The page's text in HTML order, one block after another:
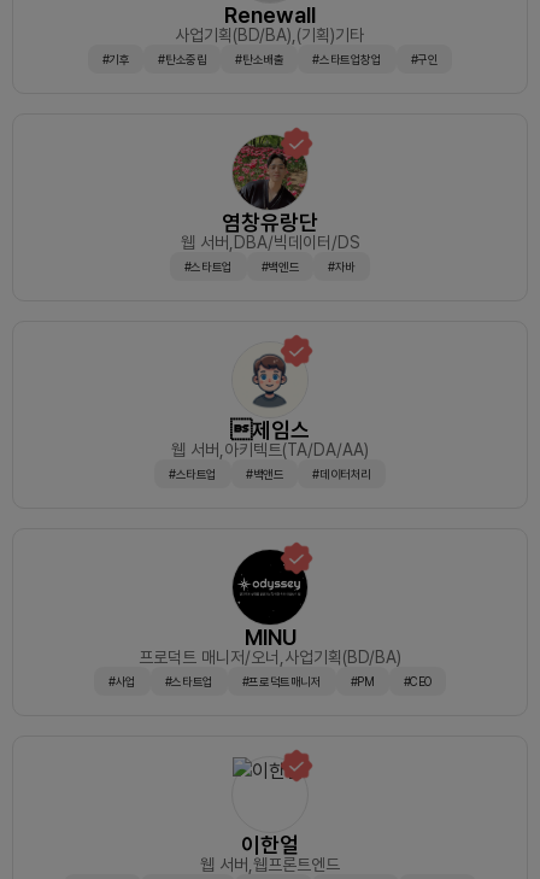
Renewall
사업기획(BD/BA) ,(기획)기타
#기후 #탄소중립 #탄소배출 #스타트업창업 #구인
염창유랑단
웹 서버 ,DBA/빅데이터/DS
#스타트업 #백엔드 #자바
제임스
웹 서버 ,아키텍트(TA/DA/AA)
#스타트업 #백앤드 #데이터처리
MINU
프로덕트 매니저/오너 ,사업기획(BD/BA)
#사업 #스타트업 #프로덕트매니저 #PM #CEO
이한얼
웹 서버 ,웹프론트엔드